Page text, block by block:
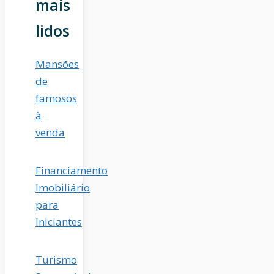
mais
lidos
Mansões
de
famosos
à
venda
Financiamento
Imobiliário
para
Iniciantes
Turismo